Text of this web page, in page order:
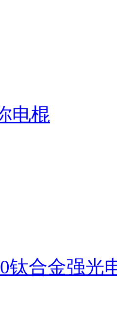
电棍
钛合金强光